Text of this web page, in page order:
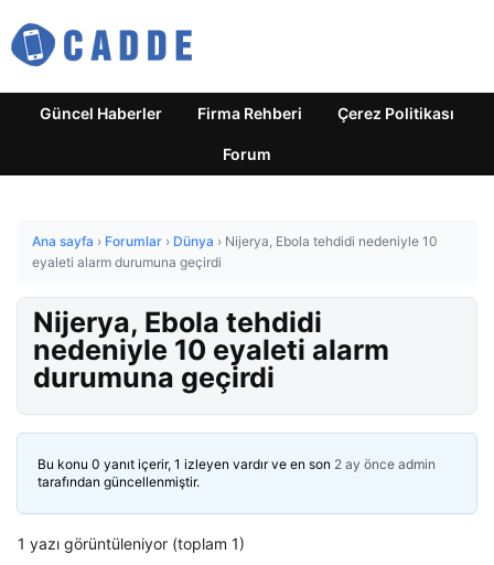
Güncel Haberler Firma Rehberi Çerez Politikası
Forum
Ana sayfa › Forumlar › Dünya › Nijerya, Ebola tehdidi nedeniyle 10
eyaleti alarm durumuna geçirdi
Nijerya, Ebola tehdidi
nedeniyle 10 eyaleti alarm
durumuna geçirdi
Bu konu 0 yanıt içerir, 1 izleyen vardır ve en son 2 ay önce admin
tarafından güncellenmiştir.
1 yazı görüntüleniyor (toplam 1)